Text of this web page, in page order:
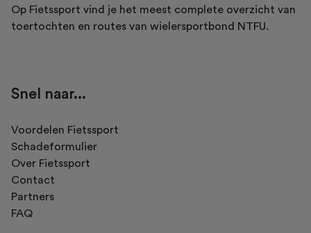
Op Fietssport vind je het meest complete overzicht van
toertochten en routes van wielersportbond NTFU.
Snel naar...
Voordelen Fietssport
Schadeformulier
Over Fietssport
Contact
Partners
FAQ